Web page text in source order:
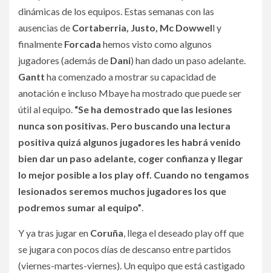
dinámicas de los equipos. Estas semanas con las
ausencias de Cortaberria, Justo, Mc Dowwell y
finalmente Forcada hemos visto como algunos
jugadores (además de Dani) han dado un paso adelante.
Gantt ha comenzado a mostrar su capacidad de
anotación e incluso Mbaye ha mostrado que puede ser
útil al equipo. “Se ha demostrado que las lesiones
nunca son positivas. Pero buscando una lectura
positiva quizá algunos jugadores les habrá venido
bien dar un paso adelante, coger confianza y llegar
lo mejor posible a los play off. Cuando no tengamos
lesionados seremos muchos jugadores los que
podremos sumar al equipo”.
Y ya tras jugar en Coruña, llega el deseado play off que
se jugara con pocos días de descanso entre partidos
(viernes-martes-viernes). Un equipo que está castigado